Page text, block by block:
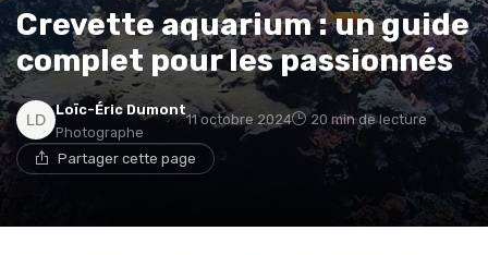
Crevette aquarium : un guide
complet pour les passionnés
Loïc-Éric Dumont
Photographe
11 octobre 2024 20 min de lecture
Partager cette page